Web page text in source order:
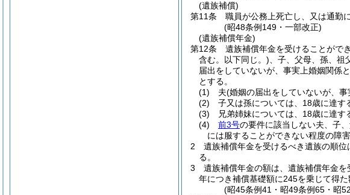
(遺族補償)
第11条
職員が公務上死亡し、又は通勤
(昭48条例149・一部改正)
(遺族補償年金)
第12条
遺族補償年金を受けることがで
含む。以下同じ。) 、子、父母、孫、
届出をしていないが、事実上婚姻関係
とする。
(1)
夫(婚姻の届出をしていないが、
(2)
子又は孫については、18歳に達す
(3)
兄弟姉妹については、18歳に達す
(4)
前3号の要件に該当しない夫、子
には服することができない程度の障
2
遺族補償年金を受けるべき遺族の順
る。
3
遺族補償年金の額は、遺族補償年金
年につき補償基礎額に245を乗じて得
(昭45条例41・昭49条例65・昭